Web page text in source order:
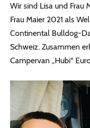
Wir sind Lisa und Frau
Frau Maier 2021 als
Continental Bulldog-
Schweiz. Zusammen
Campervan „Hubi“